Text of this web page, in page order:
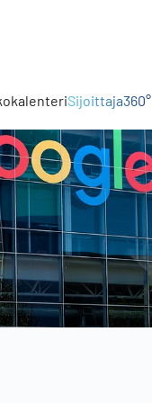
Sijoittaja360°